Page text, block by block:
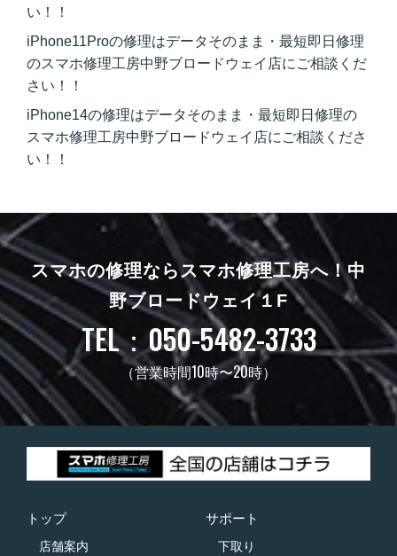
い！！
iPhone11Proの修理はデータそのまま・最短即日修理
のスマホ修理工房中野ブロードウェイ店にご相談くだ
さい！！
iPhone14の修理はデータそのまま・最短即日修理の
スマホ修理工房中野ブロードウェイ店にご相談くださ
い！！
スマホの修理ならスマホ修理工房へ！中
野ブロードウェイ１F
TEL：050-5482-3733
（営業時間10時〜20時）
トップ
店舗案内
サポート
下取り